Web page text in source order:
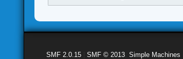
SMF 2.0.15 |SMF © 2013 ,Simple Machines